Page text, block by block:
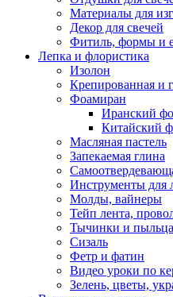
Материалы для
Декор для свечей
Фитиль, формы и
Лепка и флористика
Изолон
Крепированная и
Фоамиран
Иранский
Китайский
Масляная пастель
Запекаемая глина
Инструменты для
Молды, вайнеры
Тейп лента,
Тычинки и пыльца
Сизаль
Фетр и фатин
Видео уроки по
Зелень, цветы,